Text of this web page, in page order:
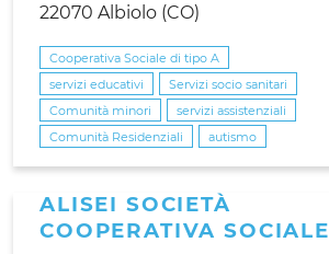
22070 Albiolo (CO)
Cooperativa Sociale di tipo A
servizi educativi
Servizi socio sanitari
Comunità minori
servizi assistenziali
Comunità Residenziali
autismo
ALISEI SOCIETÀ
COOPERATIVA SOCIALE